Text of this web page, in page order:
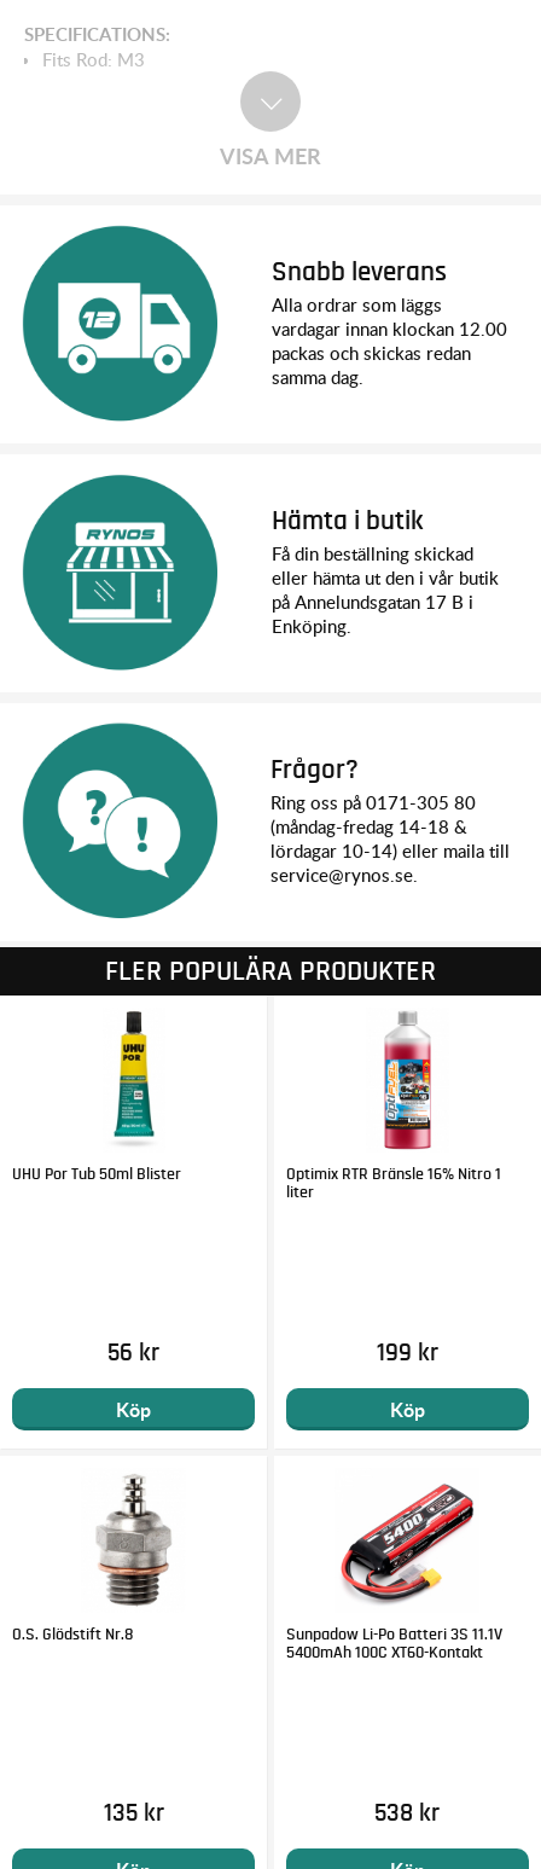
SPECIFICATIONS:
Fits Rod: M3
VISA MER
Snabb leverans
Alla ordrar som läggs
vardagar innan klockan 12.00
packas och skickas redan
samma dag.
Hämta i butik
Få din beställning skickad
eller hämta ut den i vår butik
på Annelundsgatan 17 B i
Enköping.
Frågor?
Ring oss på 0171-305 80
(måndag-fredag 14-18 &
lördagar 10-14) eller maila till
service@rynos.se.
FLER POPULÄRA PRODUKTER
UHU Por Tub 50ml Blister
56 kr
Köp
Optimix RTR Bränsle 16% Nitro 1
liter
199 kr
Köp
O.S. Glödstift Nr.8
135 kr
Sunpadow Li-Po Batteri 3S 11.1V
5400mAh 100C XT60-Kontakt
538 kr